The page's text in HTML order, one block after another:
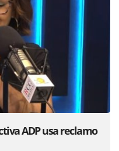
ADP usa reclamo